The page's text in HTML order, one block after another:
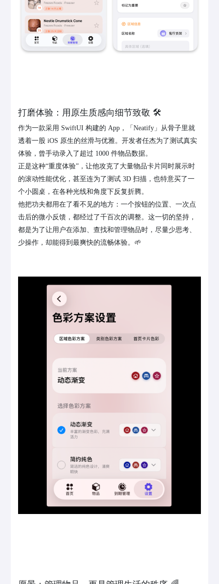
打磨体验：用原生质感向细节致敬 🛠️
作为一款采用 SwiftUI 构建的 App，「Neatify」从骨子里就
透着一股 iOS 原生的丝滑与优雅。开发者任杰为了测试真实
体验，曾手动录入了超过 1000 件物品数据。
正是这种“重度体验”，让他攻克了大量物品卡片同时展示时
的滚动性能优化，甚至连为了测试 3D 扫描，也特意买了一
个小圆桌，在各种光线和角度下反复折腾。
他把功夫都用在了看不见的地方：一个按钮的位置、一次点
击后的微小反馈，都经过了千百次的调整。这一切的坚持，
都是为了让用户在添加、查找和管理物品时，尽量少思考、
少操作，却能得到最爽快的流畅体验。🌱